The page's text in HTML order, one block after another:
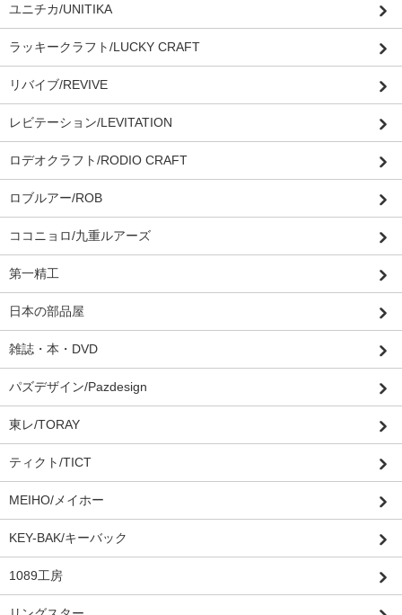
ユニチカ/UNITIKA
ラッキークラフト/LUCKY CRAFT
リバイブ/REVIVE
レビテーション/LEVITATION
ロデオクラフト/RODIO CRAFT
ロブルアー/ROB
ココニョロ/九重ルアーズ
第一精工
日本の部品屋
雑誌・本・DVD
パズデザイン/Pazdesign
東レ/TORAY
ティクト/TICT
MEIHO/メイホー
KEY-BAK/キーバック
1089工房